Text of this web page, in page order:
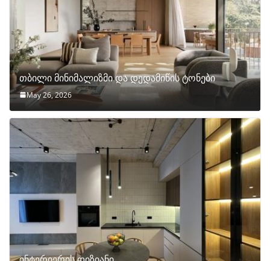
თბილი მინიმალიზმი და დედამიწის ტონები
May 26, 2026